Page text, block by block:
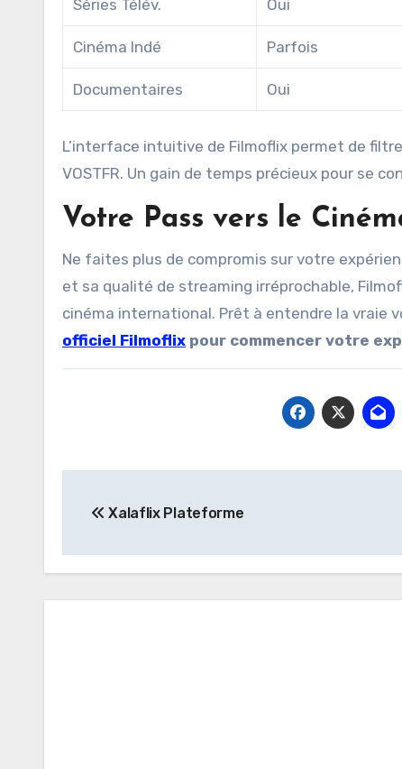
Séries Télév. Oui
Cinéma Indé Parfois
Documentaires Oui
L’interface intuitive de Filmoflix permet de
VOSTFR. Un gain de temps précieux pour se
Votre Pass vers le
Ne faites plus de compromis sur votre
et sa qualité de streaming irréprochable,
cinéma international. Prêt à entendre la vraie
officiel Filmoflix pour commencer votre
navigation
Xalaflix Plateforme